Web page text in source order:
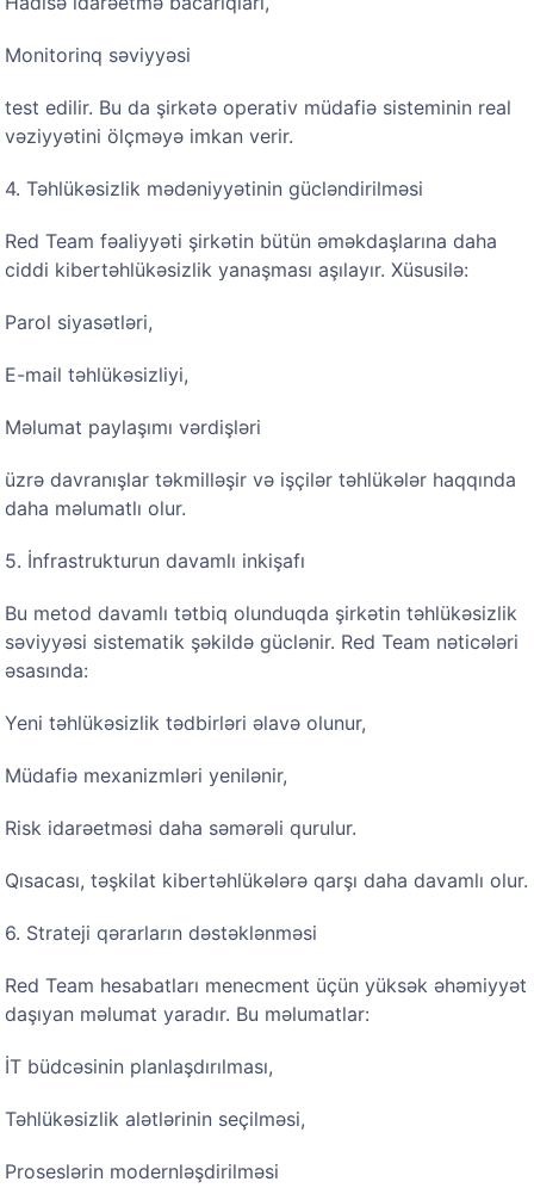
Monitorinq səviyyəsi
test edilir. Bu da şirkətə operativ müdafiə sisteminin real
vəziyyətini ölçməyə imkan verir.
4. Təhlükəsizlik mədəniyyətinin gücləndirilməsi
Red Team fəaliyyəti şirkətin bütün əməkdaşlarına daha
ciddi kibertəhlükəsizlik yanaşması aşılayır. Xüsusilə:
Parol siyasətləri,
E-mail təhlükəsizliyi,
Məlumat paylaşımı vərdişləri
üzrə davranışlar təkmilləşir və işçilər təhlükələr haqqında
daha məlumatlı olur.
5. İnfrastrukturun davamlı inkişafı
Bu metod davamlı tətbiq olunduqda şirkətin təhlükəsizlik
səviyyəsi sistematik şəkildə güclənir. Red Team nəticələri
əsasında:
Yeni təhlükəsizlik tədbirləri əlavə olunur,
Müdafiə mexanizmləri yenilənir,
Risk idarəetməsi daha səmərəli qurulur.
Qısacası, təşkilat kibertəhlükələrə qarşı daha davamlı olur.
6. Strateji qərarların dəstəklənməsi
Red Team hesabatları menecment üçün yüksək əhəmiyyət
daşıyan məlumat yaradır. Bu məlumatlar:
İT büdcəsinin planlaşdırılması,
Təhlükəsizlik alətlərinin seçilməsi,
Proseslərin modernləşdirilməsi